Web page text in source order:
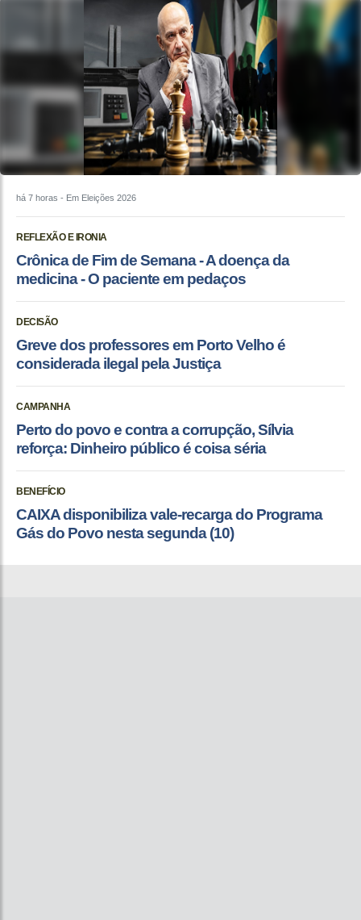
há 7 horas - Em Eleições 2026
REFLEXÃO E IRONIA
Crônica de Fim de Semana - A doença da
medicina - O paciente em pedaços
DECISÃO
Greve dos professores em Porto Velho é
considerada ilegal pela Justiça
CAMPANHA
Perto do povo e contra a corrupção, Sílvia
reforça: Dinheiro público é coisa séria
BENEFÍCIO
CAIXA disponibiliza vale-recarga do Programa
Gás do Povo nesta segunda (10)